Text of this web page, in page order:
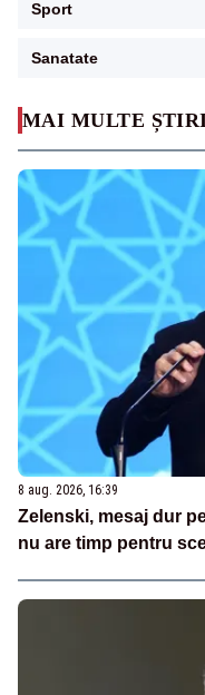
MAI MULTE
8 aug. 2026, 16:39
Zelenski, mesaj dur
nu are timp pentru
Sport
Sanatate